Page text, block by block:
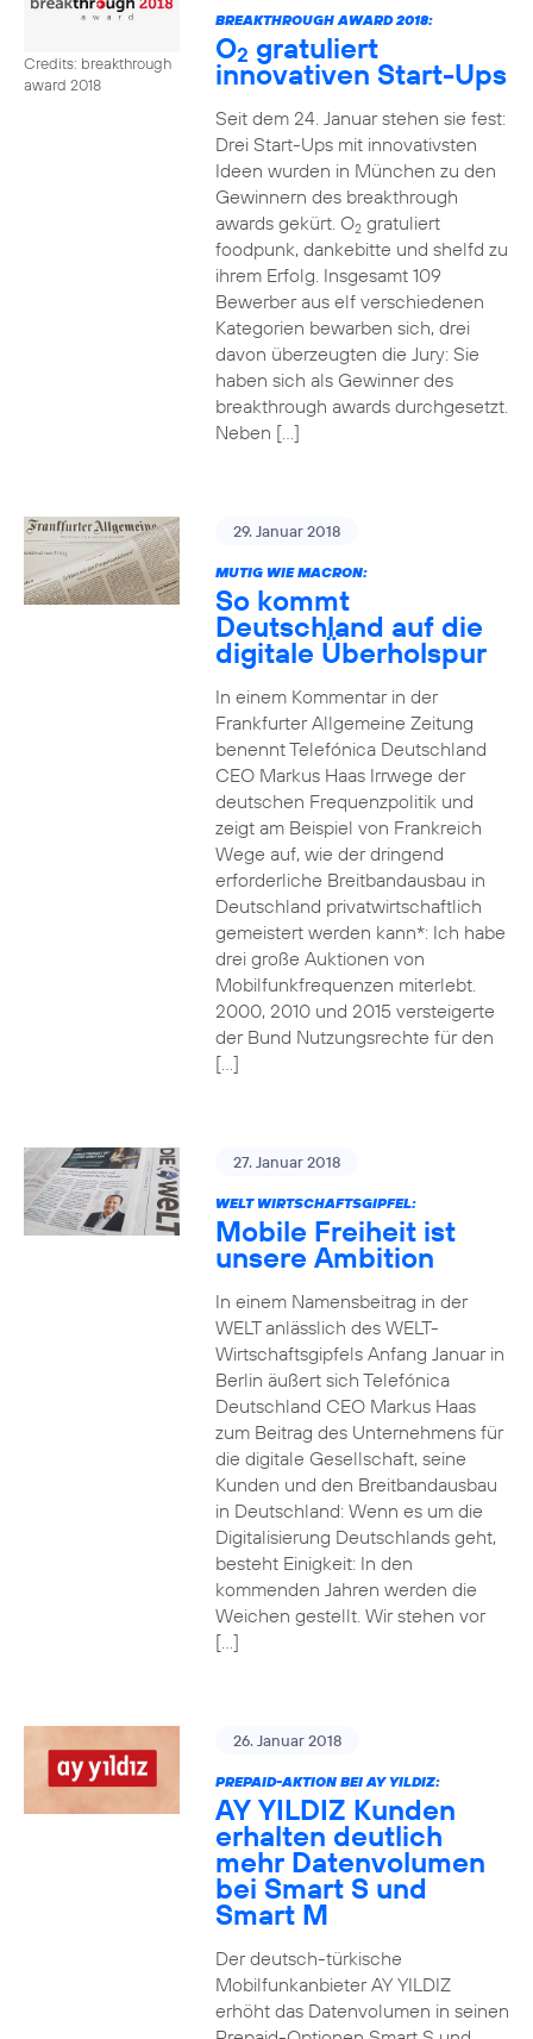
Credits: breakthrough
award 2018
BREAKTHROUGH AWARD 2018:
O2 gratuliert
innovativen Start-Ups
Seit dem 24. Januar stehen sie fest:
Drei Start-Ups mit innovativsten
Ideen wurden in München zu den
Gewinnern des breakthrough
awards gekürt. O2gratuliert
foodpunk, dankebitte und shelfd zu
ihrem Erfolg. Insgesamt 109
Bewerber aus elf verschiedenen
Kategorien bewarben sich, drei
davon überzeugten die Jury: Sie
haben sich als Gewinner des
breakthrough awards durchgesetzt.
Neben […]
29. Januar 2018
MUTIG WIE MACRON:
So kommt
Deutschland auf die
digitale Überholspur
In einem Kommentar in der
Frankfurter Allgemeine Zeitung
benennt Telefónica Deutschland
CEO Markus Haas Irrwege der
deutschen Frequenzpolitik und
zeigt am Beispiel von Frankreich
Wege auf, wie der dringend
erforderliche Breitbandausbau in
Deutschland privatwirtschaftlich
gemeistert werden kann*: Ich habe
drei große Auktionen von
Mobilfunkfrequenzen miterlebt.
2000, 2010 und 2015 versteigerte
der Bund Nutzungsrechte für den
[…]
27. Januar 2018
WELT WIRTSCHAFTSGIPFEL:
Mobile Freiheit ist
unsere Ambition
In einem Namensbeitrag in der
WELT anlässlich des WELT-
Wirtschaftsgipfels Anfang Januar in
Berlin äußert sich Telefónica
Deutschland CEO Markus Haas
zum Beitrag des Unternehmens für
die digitale Gesellschaft, seine
Kunden und den Breitbandausbau
in Deutschland: Wenn es um die
Digitalisierung Deutschlands geht,
besteht Einigkeit: In den
kommenden Jahren werden die
Weichen gestellt. Wir stehen vor
[…]
26. Januar 2018
PREPAID-AKTION BEI AY YILDIZ:
AY YILDIZ Kunden
erhalten deutlich
mehr Datenvolumen
bei Smart S und
Smart M
Der deutsch-türkische
Mobilfunkanbieter AY YILDIZ
erhöht das Datenvolumen in seinen